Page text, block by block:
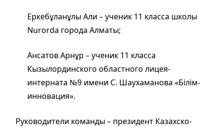
Еркебұланұлы Али – ученик 11 класса школы
Nurorda города Алматы;
Ансатов Арнұр – ученик 11 класса
Кызылординского областного лицея-
интерната №9 имени С. Шаухаманова «Білім-
инновация».
Руководители команды – президент Казахско-